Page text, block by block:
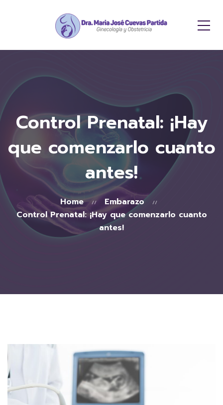
Control Prenatal: ¡Hay
que comenzarlo cuanto
antes!
Home
Embarazo
Control Prenatal: ¡Hay que comenzarlo cuanto
antes!